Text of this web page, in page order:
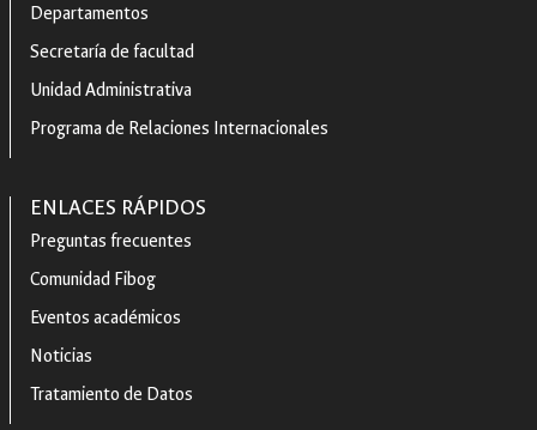
Departamentos
Secretaría de facultad
Unidad Administrativa
Programa de Relaciones Internacionales
ENLACES RÁPIDOS
Preguntas frecuentes
Comunidad Fibog
Eventos académicos
Noticias
Tratamiento de Datos